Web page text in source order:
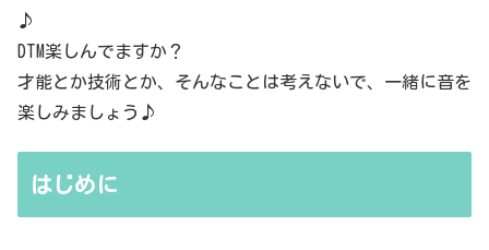
♪
DTM楽しんでますか？
才能とか技術とか、そんなことは考えないで、一緒に音を
楽しみましょう♪
はじめに